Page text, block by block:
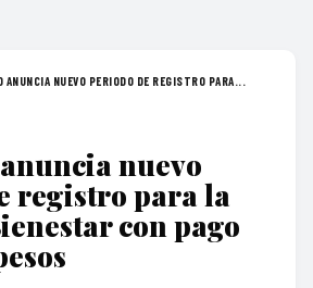
ANUNCIA NUEVO PERIODO DE REGISTRO PARA...
nuevo
registro para la
con pago